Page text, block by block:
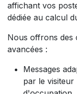
affichant vos
dédiée au calcul
Nous offrons des
avancées :
Messages
par le visiteur